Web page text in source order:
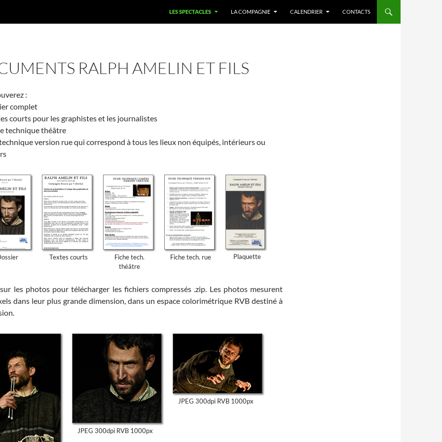
LES SPECTACLES LA COMPAGNIE CALENDRIER CONTACTS
RALPH AMELIN ET FILS
:
complet
courts pour les graphistes et les journalistes
technique théâtre
version rue qui correspond à tous les lieux non équipés, intérieurs ou
Textes courts
Fiche tech.
théâtre
Fiche tech. rue Plaquette
les photos pour télécharger les fichiers compressés .zip. Les photos mesurent
dans leur plus grande dimension, dans un espace colorimétrique RVB destiné à
JPEG 300dpi RVB 1000px
JPEG 300dpi RVB 1000px